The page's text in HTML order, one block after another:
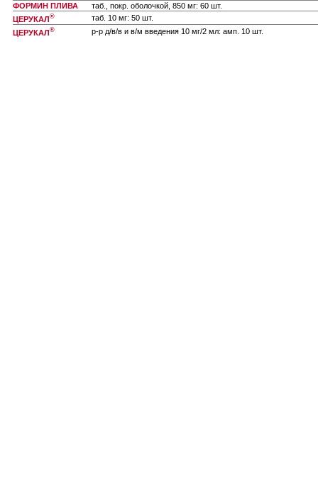
ФОРМИН ПЛИВА
таб., покр. оболочкой, 850 мг: 60 шт.
ЦЕРУКАЛ®
таб. 10 мг: 50 шт.
ЦЕРУКАЛ® р-р д/в/в и в/м введения 10 мг/2 мл: амп. 10 шт.